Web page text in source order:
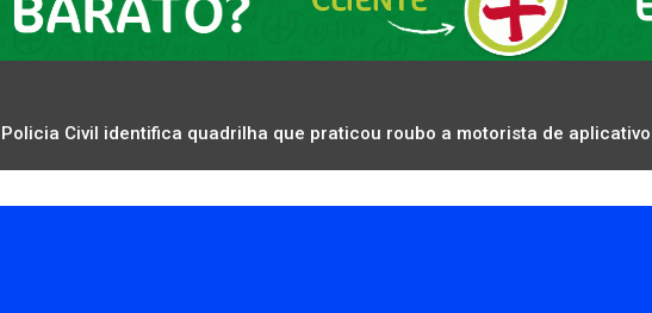
Policia Civil identifica quadrilha que praticou roubo a motorista de aplicativo